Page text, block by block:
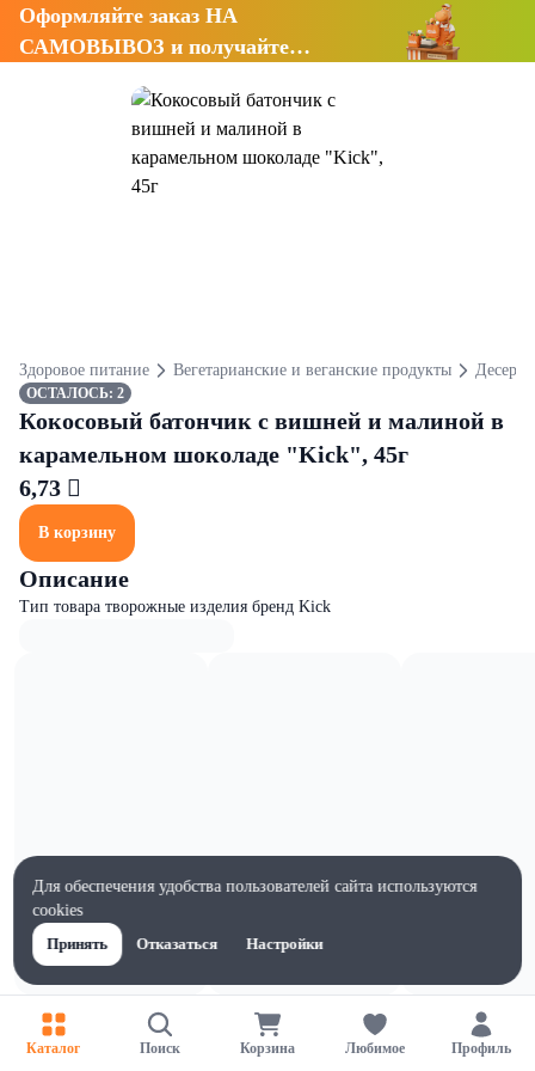
Оформляйте заказ НА
САМОВЫВОЗ и получайте
Здоровое питание Вегетарианские и веганские продукты Десерты
ОСТАЛОСЬ: 2
Кокосовый батончик с вишней и малиной в
карамельном шоколаде "Kick", 45г
6,73 
В корзину
Описание
Тип товара творожные изделия бренд Kick
Характеристики
Ширина, мм
Каталог Поиск Корзина Любимое Профиль
Для обеспечения удобства пользователей сайта используются
cookies
Принять
Отказаться Настройки